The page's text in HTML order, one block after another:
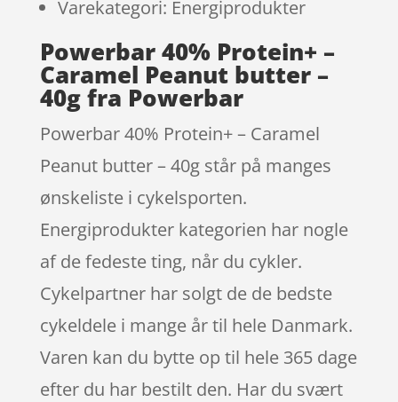
Varekategori: Energiprodukter
Powerbar 40% Protein+ –
Caramel Peanut butter –
40g fra Powerbar
Powerbar 40% Protein+ – Caramel
Peanut butter – 40g står på manges
ønskeliste i cykelsporten.
Energiprodukter kategorien har nogle
af de fedeste ting, når du cykler.
Cykelpartner har solgt de de bedste
cykeldele i mange år til hele Danmark.
Varen kan du bytte op til hele 365 dage
efter du har bestilt den. Har du svært